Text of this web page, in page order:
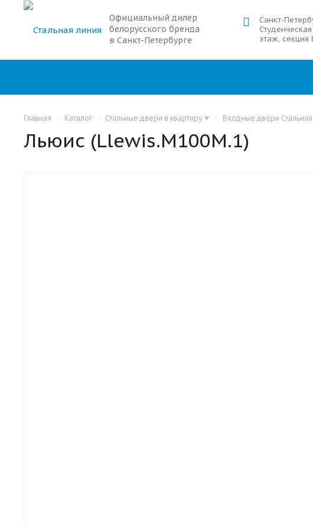
Официальный дилер
белорусского бренда
в Санкт-Петербурге
Санкт-
этаж, секция
Главная Каталог Стальные двери в квартиру ⮟ Входные двери
Льюис (Llewis.M100M.1)